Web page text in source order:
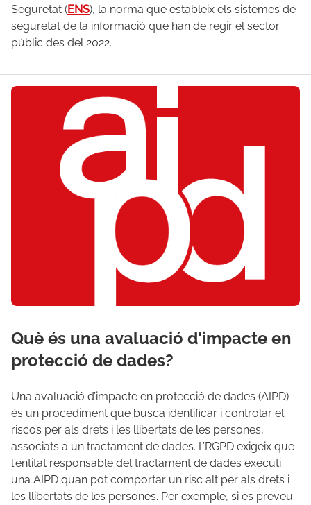
Seguretat (ENS), la norma que estableix els sistemes de
seguretat de la informació que han de regir el sector
públic des del 2022.
Què és una avaluació d'impacte en
protecció de dades?
Una avaluació d’impacte en protecció de dades (AIPD)
és un procediment que busca identificar i controlar el
riscos per als drets i les llibertats de les persones,
associats a un tractament de dades. L’RGPD exigeix que
l'entitat responsable del tractament de dades executi
una AIPD quan pot comportar un risc alt per als drets i
les llibertats de les persones. Per exemple, si es preveu